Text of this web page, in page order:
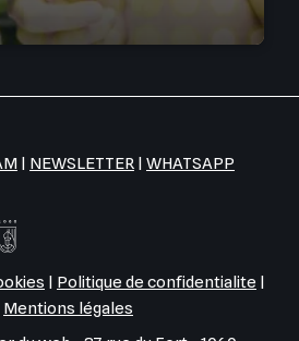
| NEWSLETTER | WHATSAPP
| Politique de confidentialite |
Mentions légales